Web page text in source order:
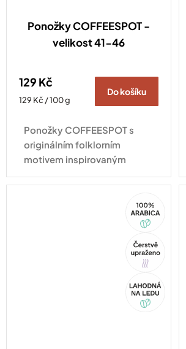
Ponožky COFFEESPOT -
velikost 41-46
129 Kč
Měrná
129 Kč / 100 g
Do košíku
Ponožky COFFEESPOT s
originálním folklorním
motivem inspirovaným
naší espresso směsí Ta naša
nekyselá dodají šmrnc
Tip
Arabica